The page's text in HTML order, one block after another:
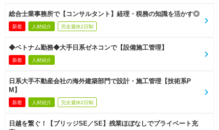
総合士業事務所で【コンサルタント】経理・税務の知識を活かす◎
新着 人材紹介 完全週休2日制
◆ベトナム勤務◆大手日系ゼネコンで【設備施工管理】
新着 人材紹介
日系大手不動産会社の海外建築部門で設計・施工管理【技術系P
M】
新着 人材紹介 完全週休2日制
日越を繋ぐ！【ブリッジSE／SE】残業ほぼなしでプライベート充